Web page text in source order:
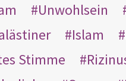
Unwohlsein
Islam
Stimme